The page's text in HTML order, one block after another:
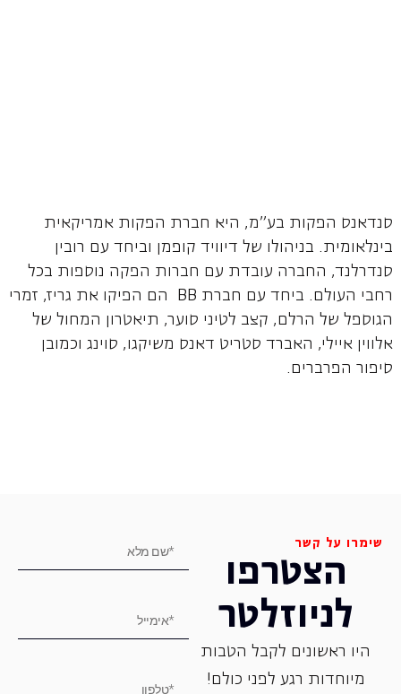
סנדאנס הפקות בע"מ, היא חברת הפקות אמריקאית
בינלאומית. בניהולו של דיוויד קופמן וביחד עם רובין
סנדרלנד, החברה עובדת עם חברות הפקה נוספות בכל
רחבי העולם. ביחד עם חברת BB הם הפיקו את גריז, זמרי
הגוספל של הרלם, קצב לטיני סוער, תיאטרון המחול של
אלווין איילי, האברד סטריט דאנס משיקגו, סוינג וכמובן
סיפור הפרברים.
שימרו על קשר
הצטרפו
לניוזלטר
היו ראשונים לקבל הטבות
מיוחדות רגע לפני כולם!